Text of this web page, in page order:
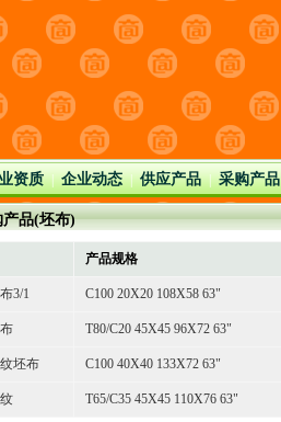
资质 | 企业动态 | 供应产品 | 采购产品
产品(坯布)
产品规格
3/1 C100 20X20 108X58 63"
T80/C20 45X45 96X72 63"
坯布 C100 40X40 133X72 63"
T65/C35 45X45 110X76 63"